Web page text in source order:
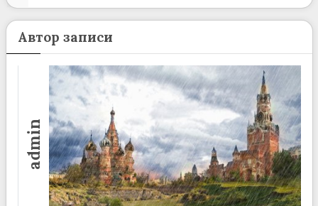
Автор записи
admin